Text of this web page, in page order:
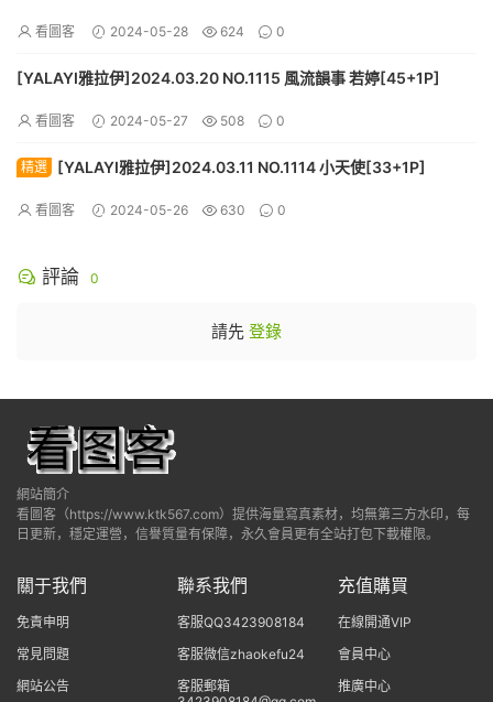
看圖客 2024-05-28 624 0
[YALAYI雅拉伊]2024.03.20 NO.1115 風流韻事 若婷[45+1P]
看圖客 2024-05-27 508 0
精選 [YALAYI雅拉伊]2024.03.11 NO.1114 小天使[33+1P]
看圖客 2024-05-26 630 0
評論 0
請先 登錄
網站簡介
看圖客（https://www.ktk567.com）提供海量寫真素材，均無第三方水印，每
日更新，穩定運營，信譽質量有保障，永久會員更有全站打包下載權限。
關于我們
免責申明
常見問題
網站公告
聯系我們
客服QQ3423908184
客服微信zhaokefu24
客服郵箱
充值購買
在線開通VIP
會員中心
推廣中心